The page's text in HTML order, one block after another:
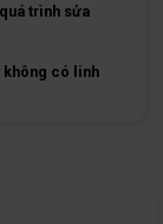
trình sửa
không có linh